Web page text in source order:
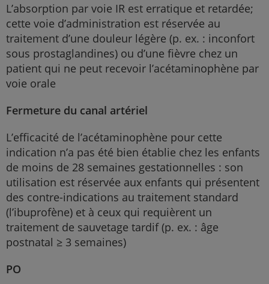
L’absorption par voie IR est erratique et retardée;
cette voie d’administration est réservée au
traitement d’une douleur légère (p. ex. : inconfort
sous prostaglandines) ou d’une fièvre chez un
patient qui ne peut recevoir l’acétaminophène par
voie orale
Fermeture du canal artériel
L’efficacité de l’acétaminophène pour cette
indication n’a pas été bien établie chez les enfants
de moins de 28 semaines gestationnelles : son
utilisation est réservée aux enfants qui présentent
des contre-indications au traitement standard
(l’ibuprofène) et à ceux qui requièrent un
traitement de sauvetage tardif (p. ex. : âge
postnatal ≥ 3 semaines)
PO